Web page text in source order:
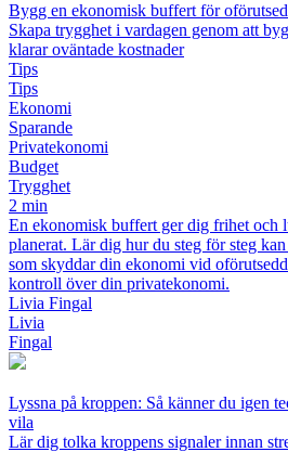
Bygg en ekonomisk buffert för
Skapa trygghet i vardagen genom att
klarar oväntade kostnader
Tips
Tips
Ekonomi
Sparande
Privatekonomi
Budget
Trygghet
2 min
En ekonomisk buffert ger dig frihet och
planerat. Lär dig hur du steg för steg
som skyddar din ekonomi vid
kontroll över din privatekonomi.
Livia Fingal
Livia
Fingal
Lyssna på kroppen: Så känner du igen
vila
Lär dig tolka kroppens signaler innan